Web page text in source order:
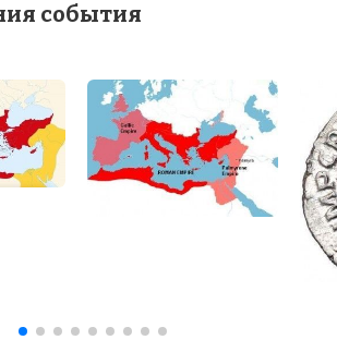
события